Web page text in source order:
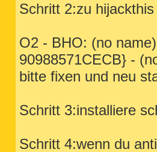
Schritt 2:zu hijackthis
O2 - BHO: (no
90988571CECB} -
bitte fixen und neu
Schritt 3:installiere
Schritt 4:wenn du